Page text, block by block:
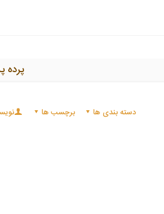
پرده
دسته بندی ها برچسب ها